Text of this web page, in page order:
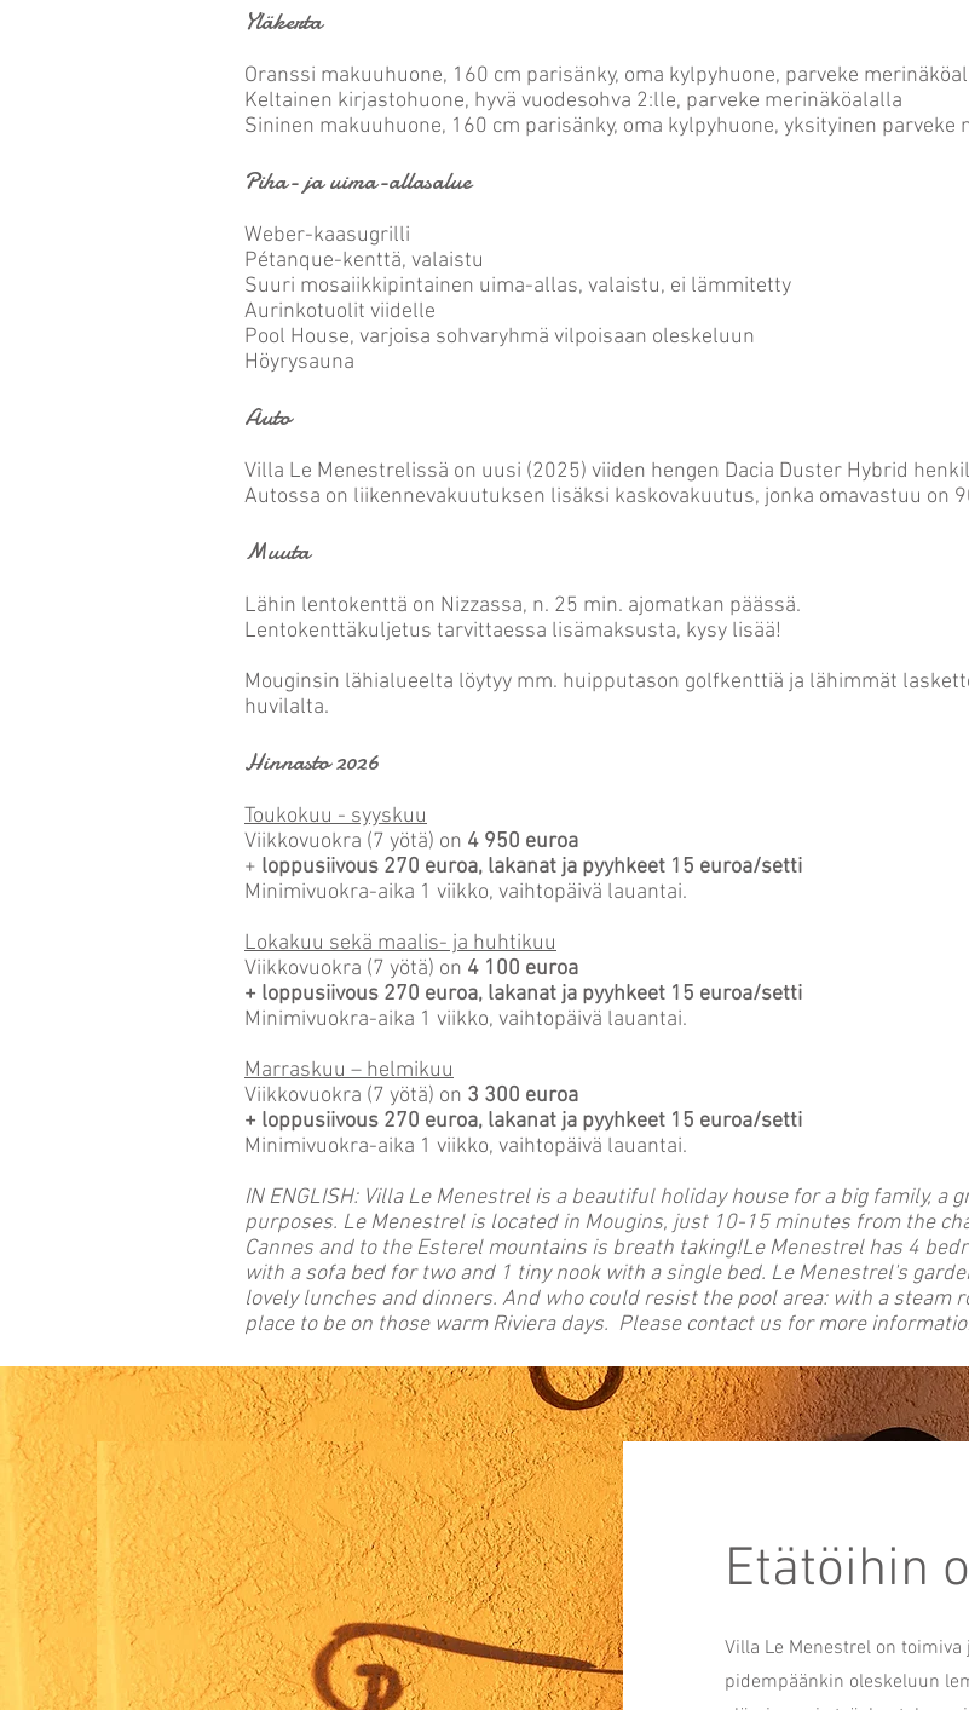
Yläkerta
Oranssi makuuhuone, 160 cm parisänky, oma kylpyhuone, parveke
Keltainen kirjastohuone, hyvä vuodesohva 2:lle, parveke merinäköalalla
Sininen makuuhuone, 160 cm parisänky, oma kylpyhuone, yksityinen parveke
Piha- ja uima-allasalue
Weber-kaasugrilli
Pétanque-kenttä, valaistu
Suuri mosaiikkipintainen uima-allas, valaistu, ei lämmitetty
Aurinkotuolit viidelle
Pool House, varjoisa sohvaryhmä vilpoisaan oleskeluun
Höyrysauna
Auto
Villa Le Menestrelissä on uusi (2025) viiden hengen Dacia Duster Hybrid
Autossa on liikennevakuutuksen lisäksi kaskovakuutus, jonka omavastuu on
Muuta
Lähin lentokenttä on Nizzassa, n. 25 min. ajomatkan päässä.
Lentokenttäkuljetus tarvittaessa lisämaksusta, kysy lisää!
Mouginsin lähialueelta löytyy mm. huipputason golfkenttiä ja lähimmät
huvilalta.
Hinnasto 2026
Toukokuu - syyskuu
Viikkovuokra (7 yötä) on 4 950 euroa
+ loppusiivous 270 euroa, lakanat ja pyyhkeet 15 euroa/setti
Minimivuokra-aika 1 viikko, vaihtopäivä lauantai.
Lokakuu sekä maalis- ja huhtikuu
Viikkovuokra (7 yötä) on 4 100 euroa
+ loppusiivous 270 euroa, lakanat ja pyyhkeet 15 euroa/setti
Minimivuokra-aika 1 viikko, vaihtopäivä lauantai.
Marraskuu – helmikuu
Viikkovuokra (7 yötä) on 3 300 euroa
+ loppusiivous 270 euroa, lakanat ja pyyhkeet 15 euroa/setti
Minimivuokra-aika 1 viikko, vaihtopäivä lauantai.
IN ENGLISH: Villa Le Menestrel is a beautiful holiday house for a big family,
purposes. Le Menestrel is located in Mougins, just 10-15 minutes from the
Cannes and to the Esterel mountains is breath taking!Le Menestrel has 4
with a sofa bed for two and 1 tiny nook with a single bed. Le Menestrel's
lovely lunches and dinners. And who could resist the pool area: with a steam
place to be on those warm Riviera days. Please contact us for more
Etätöihin
Villa Le Menestrel on
pidempäänkin oleskeluun